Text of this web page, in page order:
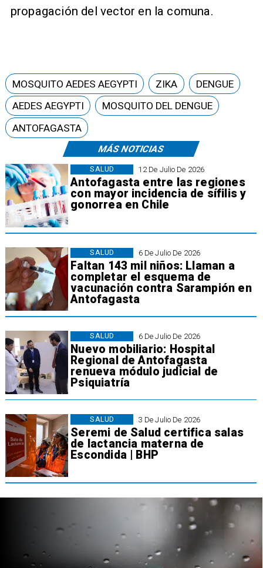
propagación del vector en la comuna.
MÁS NOTICIAS
12 De Julio De 2026
Antofagasta entre las regiones
con mayor incidencia de sífilis y
gonorrea en Chile
SALUD
6 De Julio De 2026
Faltan 143 mil niños: Llaman a
completar el esquema de
vacunación contra Sarampión en
Antofagasta
SALUD
6 De Julio De 2026
Nuevo mobiliario: Hospital
Regional de Antofagasta
renueva módulo judicial de
Psiquiatría
SALUD
3 De Julio De 2026
Seremi de Salud certifica salas
de lactancia materna de
Escondida | BHP
SALUD
MOSQUITO AEDES AEGYPTI ZIKA
DENGUE
AEDES AEGYPTI
MOSQUITO DEL DENGUE
ANTOFAGASTA